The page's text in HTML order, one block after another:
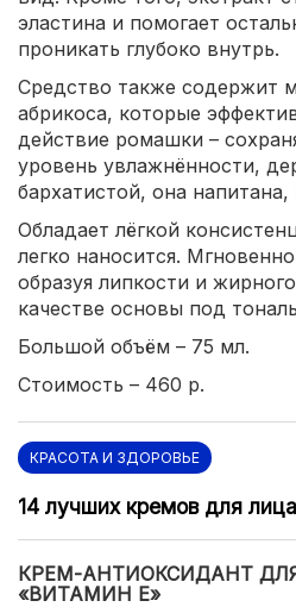
эластина и помогает
проникать глубоко внутрь.
Средство также содержит
абрикоса, которые
действие ромашки –
уровень увлажнённости,
бархатистой, она
Обладает лёгкой
легко наносится.
образуя липкости и
качестве основы под
Большой объём – 75 мл.
Стоимость – 460 р.
КРАСОТА И ЗДОРОВЬЕ
14 лучших кремов для
КРЕМ-АНТИОКСИДАНТ ДЛЯ
«ВИТАМИН Е»